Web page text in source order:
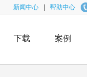
新闻中心 帮助中心
下载 案例